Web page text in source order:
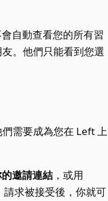
自動查看您的所有習
。他們只能看到您選
需要成為您在 Left 上
邀請連結 ，或用
請求被接受後，你就可